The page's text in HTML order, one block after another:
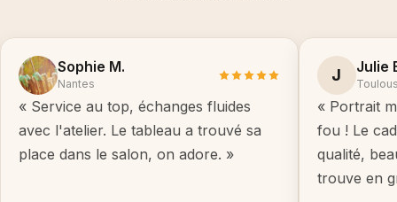
Sophie M.
Nantes
« Service au top, échanges fluides
avec l'atelier. Le tableau a trouvé sa
place dans le salon, on adore. »
J Julie
« Portrait
fou ! Le
qualité,
trouve en